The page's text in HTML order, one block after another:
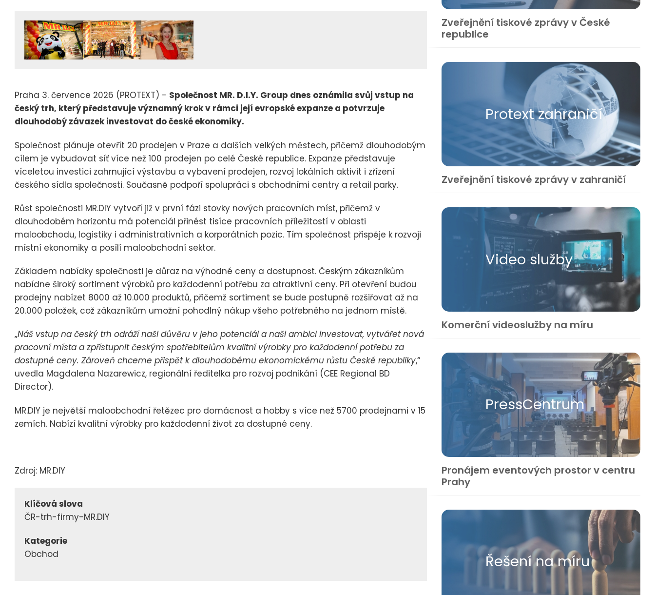
Praha 3. července 2026 (PROTEXT) - Společnost MR. D.I.Y. Group dnes oznámila svůj vstup na
český trh, který představuje významný krok v rámci její evropské expanze a potvrzuje
dlouhodobý závazek investovat do české ekonomiky.
Společnost plánuje otevřít 20 prodejen v Praze a dalších velkých městech, přičemž dlouhodobým
cílem je vybudovat síť více než 100 prodejen po celé České republice. Expanze představuje
víceletou investici zahrnující výstavbu a vybavení prodejen, rozvoj lokálních aktivit i zřízení
českého sídla společnosti. Současně podpoří spolupráci s obchodními centry a retail parky.
Růst společnosti MR.DIY vytvoří již v první fázi stovky nových pracovních míst, přičemž v
dlouhodobém horizontu má potenciál přinést tisíce pracovních příležitostí v oblasti
maloobchodu, logistiky i administrativních a korporátních pozic. Tím společnost přispěje k rozvoji
místní ekonomiky a posílí maloobchodní sektor.
Základem nabídky společnosti je důraz na výhodné ceny a dostupnost. Českým zákazníkům
nabídne široký sortiment výrobků pro každodenní potřebu za atraktivní ceny. Při otevření budou
prodejny nabízet 8000 až 10.000 produktů, přičemž sortiment se bude postupně rozšiřovat až na
20.000 položek, což zákazníkům umožní pohodlný nákup všeho potřebného na jednom místě.
„Náš vstup na český trh odráží naši důvěru v jeho potenciál a naši ambici investovat, vytvářet nová
pracovní místa a zpřístupnit českým spotřebitelům kvalitní výrobky pro každodenní potřebu za
dostupné ceny. Zároveň chceme přispět k dlouhodobému ekonomickému růstu České republiky,“
uvedla Magdalena Nazarewicz, regionální ředitelka pro rozvoj podnikání (CEE Regional BD
Director).
MR.DIY je největší maloobchodní řetězec pro domácnost a hobby s více než 5700 prodejnami v 15
zemích. Nabízí kvalitní výrobky pro každodenní život za dostupné ceny.
Zdroj: MR.DIY
Klíčová slova
ČR-trh-firmy-MR.DIY
Kategorie
Obchod
Zveřejnění tiskové zprávy v České
republice
Protext zahraničí
Zveřejnění tiskové zprávy v zahraničí
Video služby
Komerční videoslužby na míru
Press​Centrum
Pronájem eventových prostor v centru
Prahy
Řešení na míru